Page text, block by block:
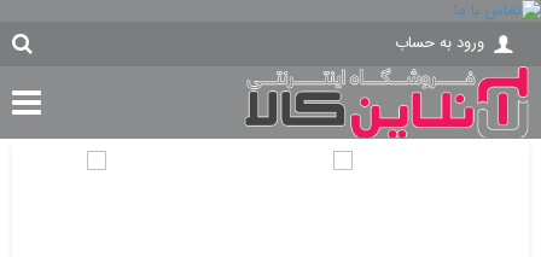
ورود به حساب